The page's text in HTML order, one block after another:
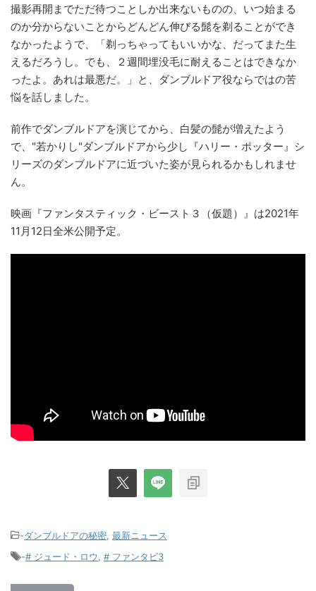
撮影再開までただ待つことしか出来ないものの、いつ始まる
のか分からないことからどんどん伸びる髭を剃ることができ
なかったようで、「剃っちゃってもいいかな、だってまた生
えるだろうし。でも、２週間埋没毛に耐えることはできなか
ったよ。あれは最悪だ。」と、ダンブルドア役ならではの苦
悩を話しました。
前作でダンブルドアを演じてから、白髪の髭が増えたよう
で、"若かりし"ダンブルドアから少し『ハリー・ポッター』シ
リーズのダンブルドアに近づいた姿が見られるかもしれませ
ん。
映画『ファンタスティック・ビースト３（仮題）』は2021年
11月12日全米公開予定。
-ダンブルドアの秘密 最新ニュース
-# ジュード・ロウ # ファンタビ3